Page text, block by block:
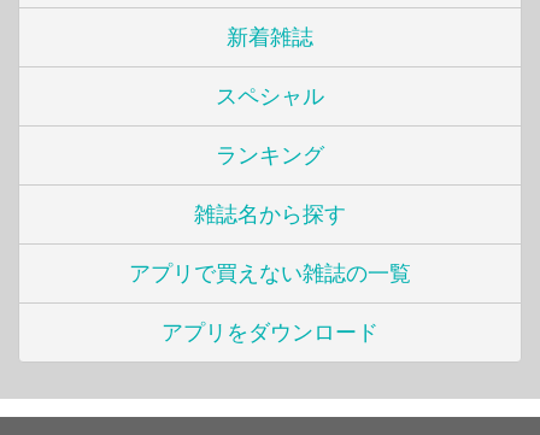
新着雑誌
スペシャル
ランキング
雑誌名から探す
アプリで買えない雑誌の一覧
アプリをダウンロード